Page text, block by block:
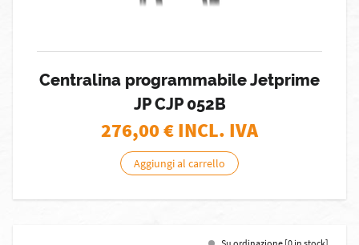
Centralina programmabile Jetprime
JP CJP 052B
276,00€ INCL. IVA
Aggiungi al carrello